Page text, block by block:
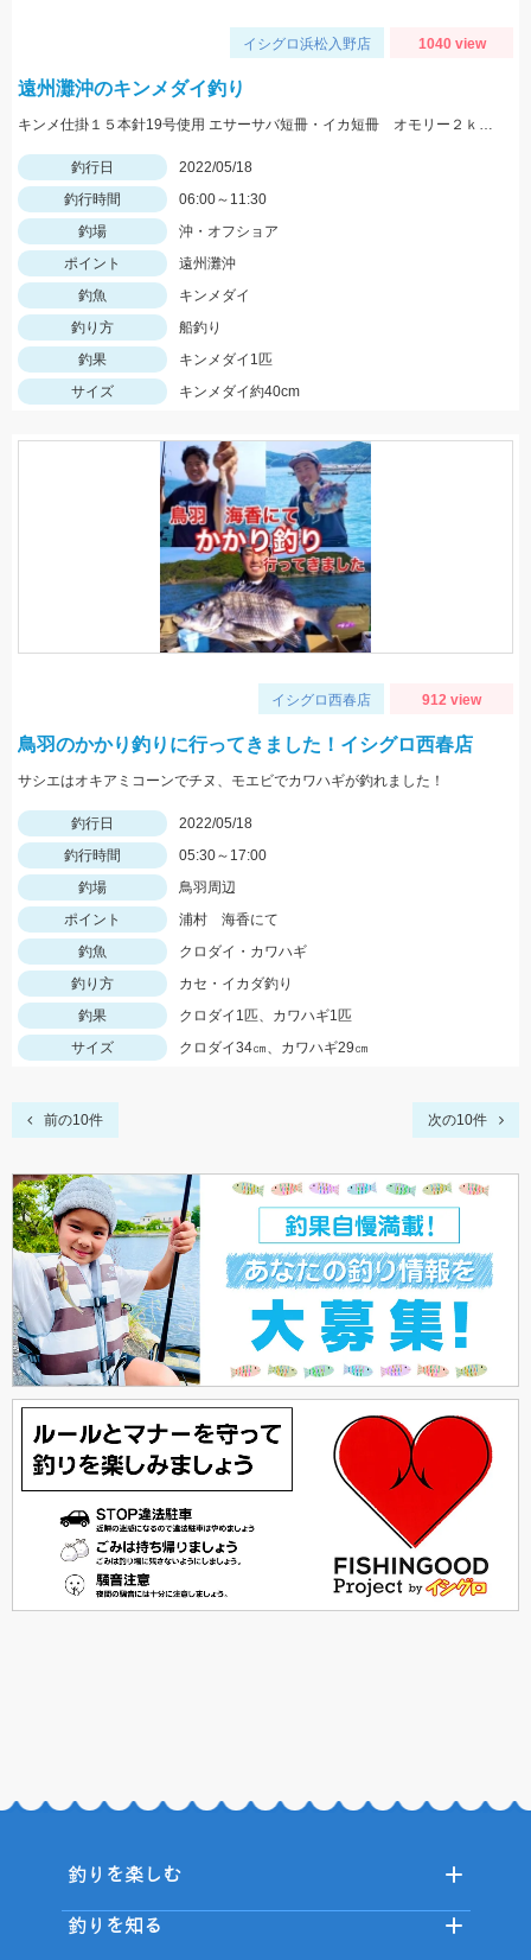
イシグロ浜松入野店 1040 view
遠州灘沖のキンメダイ釣り
キンメ仕掛１５本針19号使用 エサーサバ短冊・イカ短冊 オモリー２ｋｇ使用
釣行日
2022/05/18
釣行時間
06:00～11:30
釣場
沖・オフショア
ポイント
遠州灘沖
釣魚
キンメダイ
釣り方
船釣り
釣果
キンメダイ1匹
サイズ
キンメダイ約40cm
イシグロ西春店 912 view
鳥羽のかかり釣りに行ってきました！イシグロ西春店
サシエはオキアミコーンでチヌ、モエビでカワハギが釣れました！
釣行日
2022/05/18
釣行時間
05:30～17:00
釣場
鳥羽周辺
ポイント
浦村 海香にて
釣魚
クロダイ・カワハギ
釣り方
カセ・イカダ釣り
釣果
クロダイ1匹、カワハギ1匹
サイズ
クロダイ34㎝、カワハギ29㎝
前の10件 次の10件
釣りを楽しむ
釣りを知る